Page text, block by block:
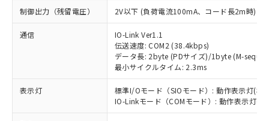
制御出力（残留電圧） 2V以下 (負荷電流100mA、コード長2m時)
通信
IO-Link Ver1.1
伝送速度: COM2 (38.4kbps)
データ長: 2byte (PDサイズ)/1byte (M-
最小サイクルタイム: 2.3ms
表示灯
標準I/Oモード（SIOモード）: 動作表示灯(橙
IO-Linkモード（COMモード）: 動作表示灯(